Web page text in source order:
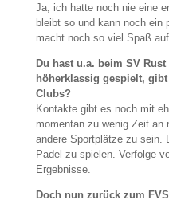
Ja, ich hatte noch nie eine
bleibt so und kann noch ein
macht noch so viel Spaß
Du hast u.a. beim SV
höherklassig gespielt,
Clubs?
Kontakte gibt es noch mit
momentan zu wenig Zeit an
andere Sportplätze zu sein.
Padel zu spielen. Verfolge
Ergebnisse.
Doch nun zurück zum